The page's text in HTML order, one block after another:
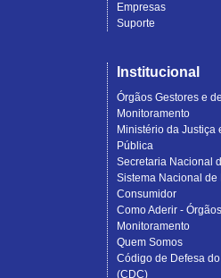
Empresas
Suporte
Institucional
Órgãos Gestores e de
Monitoramento
Ministério da Justiça
Pública
Secretaria Nacional
Sistema Nacional de
Consumidor
Como Aderir -
Monitoramento
Quem Somos
Código de Defesa
(CDC)